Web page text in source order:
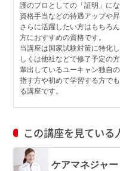
護のプロとしての「証明」に
資格手当などの待遇アップや
さらに活躍したい方はもちろ
方におすすめの資格です。
当講座は国家試験対策に特化
しくは他社などで修了予定の
輩出しているユーキャン独自
指す方や初めて学習する方で
る講座です。
この講座を見てい
ケアマネジャー